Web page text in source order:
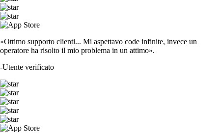
«Ottimo supporto clienti... Mi aspettavo code infinite, invece un
operatore ha risolto il mio problema in un attimo».
-Utente verificato